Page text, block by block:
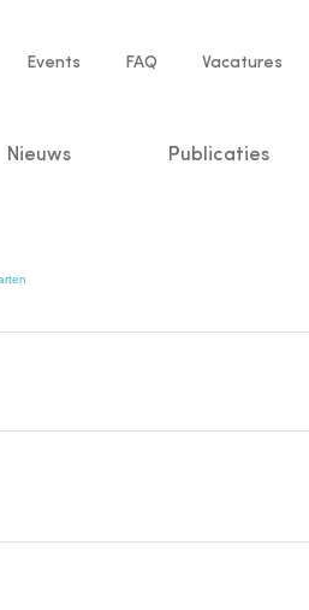
Events FAQ Vacatures
Nieuws Publicaties